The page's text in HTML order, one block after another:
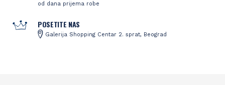
od dana prijema robe
POSETITE NAS
Galerija Shopping Centar 2. sprat, Beograd